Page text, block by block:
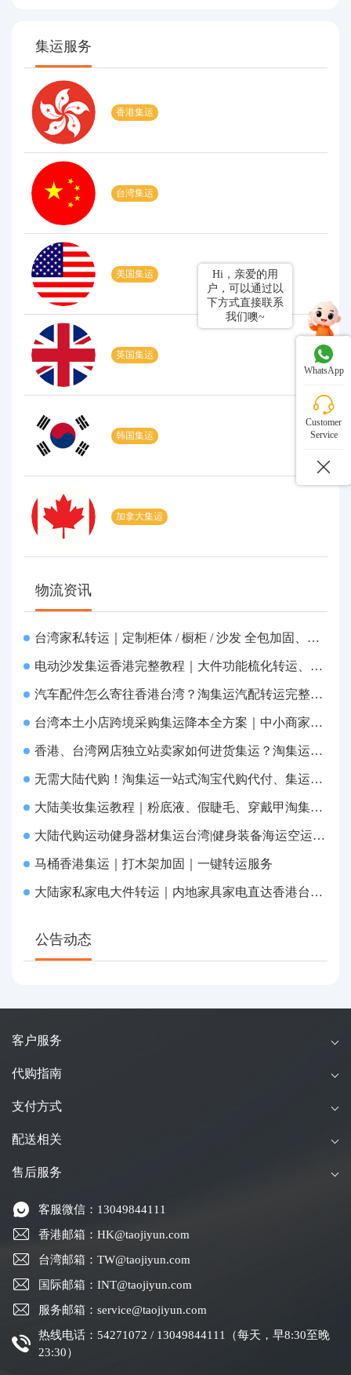
集运服务
香港集运
台湾集运
美国集运
英国集运
韩国集运
加拿大集运
物流资讯
台湾家私转运｜定制柜体 / 橱柜 / 沙发 全包加固、清关包税、送货到府
电动沙发集运香港完整教程｜大件功能梳化转运、打包清关上门派送
汽车配件怎么寄往香港台湾？淘集运汽配转运完整教程
台湾本土小店跨境采购集运降本全方案｜中小商家跨境物流优化攻略
香港、台湾网店独立站卖家如何进货集运？淘集运一站式采购转运方案
无需大陆代购！淘集运一站式淘宝代购代付、集运转运直达台湾
大陆美妆集运教程｜粉底液、假睫毛、穿戴甲淘集运香港台湾转运&台湾代购完整指南
大陆代购运动健身器材集运台湾|健身装备海运空运直送、送货到府
马桶香港集运｜打木架加固｜一键转运服务
大陆家私家电大件转运｜内地家具家电直达香港台湾送货上府
公告动态
客户服务
代购指南
支付方式
配送相关
售后服务
客服微信：13049844111
香港邮箱：HK@taojiyun.com
台湾邮箱：TW@taojiyun.com
国际邮箱：INT@taojiyun.com
服务邮箱：service@taojiyun.com
热线电话：54271072 / 13049844111（每天，早8:30至晚
23:30）
Hi，亲爱的用
户，可以通过以
下方式直接联系
我们噢~
WhatsApp
Customer
Service